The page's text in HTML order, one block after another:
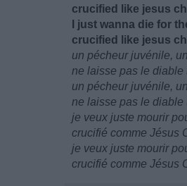
crucified like jesus
I just wanna die for
crucified like jesus
un pécheur juvénile,
ne laisse pas le diable
un pécheur juvénile,
ne laisse pas le diable
je veux juste mourir
crucifié comme Jésus
je veux juste mourir
crucifié comme Jésus